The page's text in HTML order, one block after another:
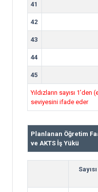
41
42
43
44
45
Yıldızların sayısı
seviyesini ifade eder
Planlanan Öğretim
ve AKTS İş Yükü
Sayısı